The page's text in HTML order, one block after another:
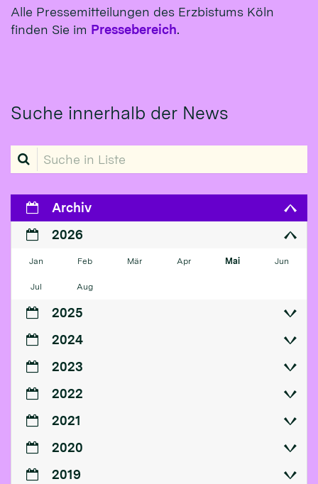
Alle Pressemitteilungen des Erzbistums Köln
finden Sie im Pressebereich.
Suche innerhalb der News
Suche in Liste
Archiv
2026
Jan Feb Mär Apr Mai Jun
Jul Aug
2025
2024
2023
2022
2021
2020
2019